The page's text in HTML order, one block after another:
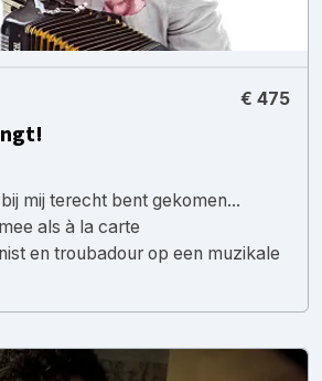
€ 475
mij terecht bent gekomen...
als à la carte
en troubadour op een muzikale